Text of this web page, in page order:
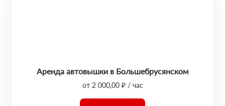
Аренда автовышки в Большебрусянском
от 2 000,00 ₽ / час